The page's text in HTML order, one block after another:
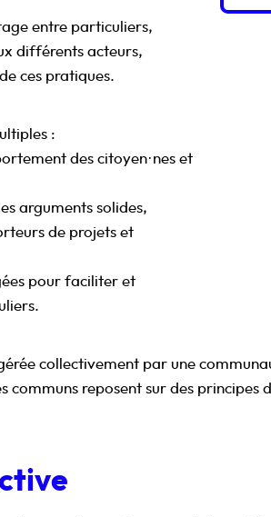
entre particuliers,
différents acteurs,
ces pratiques.
:
des citoyen·nes et
arguments solides,
de projets et
pour faciliter et
collectivement par une
communs reposent sur des